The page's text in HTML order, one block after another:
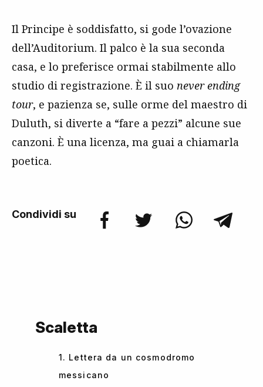
Il Principe è soddisfatto, si gode l’ovazione
dell’Auditorium. Il palco è la sua seconda
casa, e lo preferisce ormai stabilmente allo
studio di registrazione. È il suo never ending
tour, e pazienza se, sulle orme del maestro di
Duluth, si diverte a “fare a pezzi” alcune sue
canzoni. È una licenza, ma guai a chiamarla
poetica.
Condividi su
Scaletta
1. Lettera da un cosmodromo
messicano